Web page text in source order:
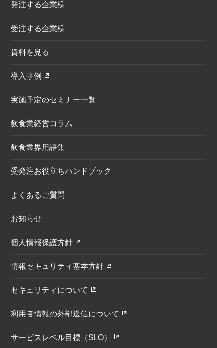
発注する企業様
受注する企業様
資料を見る
導入事例
実施予定のセミナー一覧
飲食業経営コラム
飲食業界用語集
受発注お役立ちハンドブック
よくあるご質問
お知らせ
個人情報保護方針
情報セキュリティ基本方針
セキュリティについて
利用者情報の外部送信について
サービスレベル目標（SLO）